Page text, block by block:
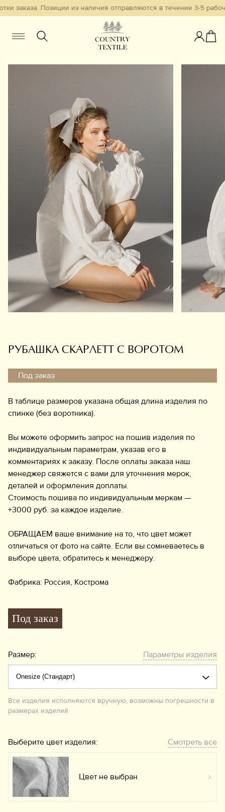
Позиции из наличия отправляются в течение 3-5
Смотреть всё
Новинки
В наличии
Бестселлеры
Одежда
Обувь
Аксессуары
Украшения
Информация
РУБАШКА СКАРЛЕТТ С ВОРОТОМ
Под заказ
В таблице размеров указана общая длина изделия по
спинке (без воротника).
Вы можете оформить запрос на пошив изделия по
индивидуальным параметрам, указав его в
комментариях к заказу. После оплаты заказа наш
менеджер свяжется с вами для уточнения мерок,
деталей и оформления доплаты.
Стоимость пошива по индивидуальным меркам —
+3000 руб. за каждое изделие.
ОБРАЩАЕМ ваше внимание на то, что цвет может
отличаться от фото на сайте. Если вы сомневаетесь в
выборе цвета, обратитесь к менеджеру.
Фабрика: Россия, Кострома
Под заказ
Размер: Параметры изделия
Все изделия исполняются вручную, возможны погрешности в
размерах изделий
Выберите цвет изделия: Смотреть все
Цвет не выбран